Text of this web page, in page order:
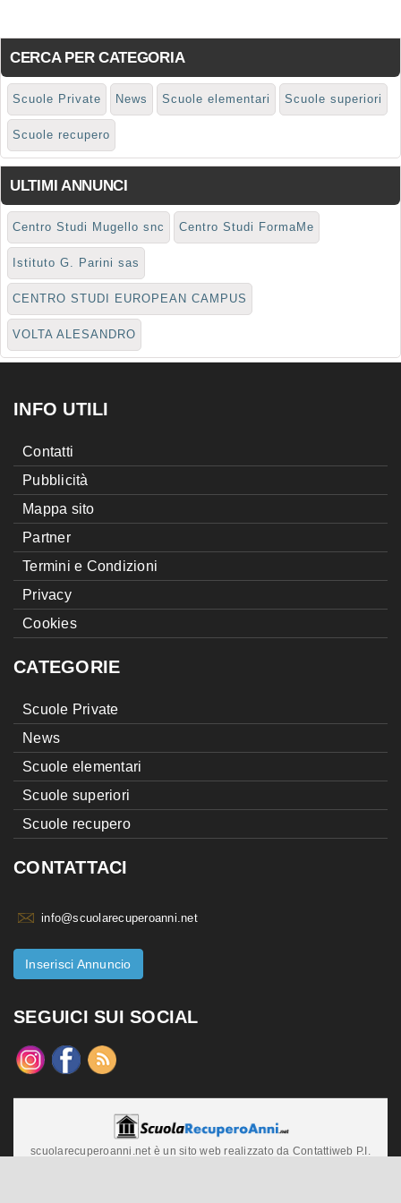
CERCA PER CATEGORIA
Scuole Private News Scuole elementari Scuole superiori
Scuole recupero
ULTIMI ANNUNCI
Centro Studi Mugello snc Centro Studi FormaMe
Istituto G. Parini sas
CENTRO STUDI EUROPEAN CAMPUS
VOLTA ALESANDRO
INFO UTILI
Contatti
Pubblicità
Mappa sito
Partner
Termini e Condizioni
Privacy
Cookies
CATEGORIE
Scuole Private
News
Scuole elementari
Scuole superiori
Scuole recupero
CONTATTACI
info@scuolarecuperoanni.net
Inserisci Annuncio
SEGUICI SUI SOCIAL
scuolarecuperoanni.net è un sito web realizzato da Contattiweb P.I.